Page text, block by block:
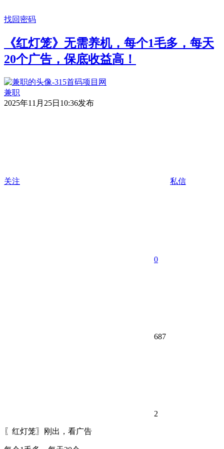
找回密码
《红灯笼》无需养机，每个1毛多，每天
20个广告，保底收益高！
兼职
2025年11月25日10:36发布
关注 私信
0
687
2
〖红灯笼〗刚出，看广告